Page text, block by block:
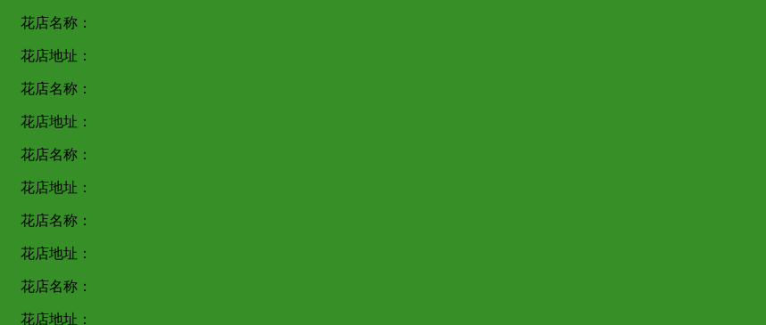
花店名称：
花店地址：
花店名称：
花店地址：
花店名称：
花店地址：
花店名称：
花店地址：
花店名称：
花店地址：